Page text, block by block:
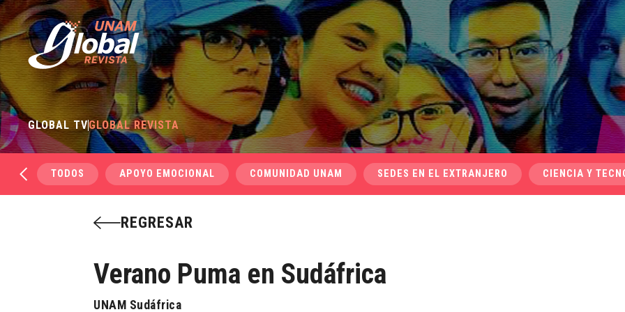
GLOBAL TVGLOBAL REVISTA
TODOS APOYO EMOCIONAL COMUNIDAD UNAM SEDES EN EL EXTRANJERO CIENCIA Y
REGRESAR
Verano Puma en Sudáfrica
UNAM Sudáfrica